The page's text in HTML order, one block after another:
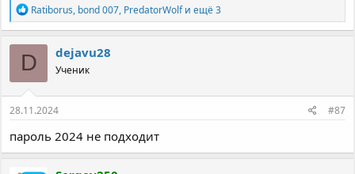
Р
е
а
к
ц
и
и
:
Ratiborus, bond 007, PredatorWolfи ещё 3
D dejavu28
Ученик
28.11.2024 #87
пароль 2024 не подходит